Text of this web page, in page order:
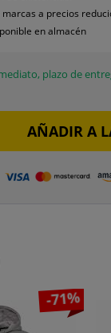
a precios
en almacén
plazo de
AÑADIR A
-71%